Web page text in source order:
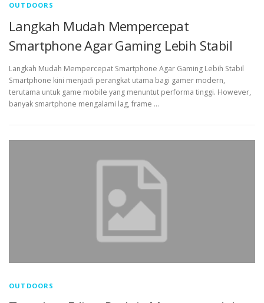
OUTDOORS
Langkah Mudah Mempercepat
Smartphone Agar Gaming Lebih Stabil
Langkah Mudah Mempercepat Smartphone Agar Gaming Lebih Stabil
Smartphone kini menjadi perangkat utama bagi gamer modern,
terutama untuk game mobile yang menuntut performa tinggi. However,
banyak smartphone mengalami lag, frame …
OUTDOORS